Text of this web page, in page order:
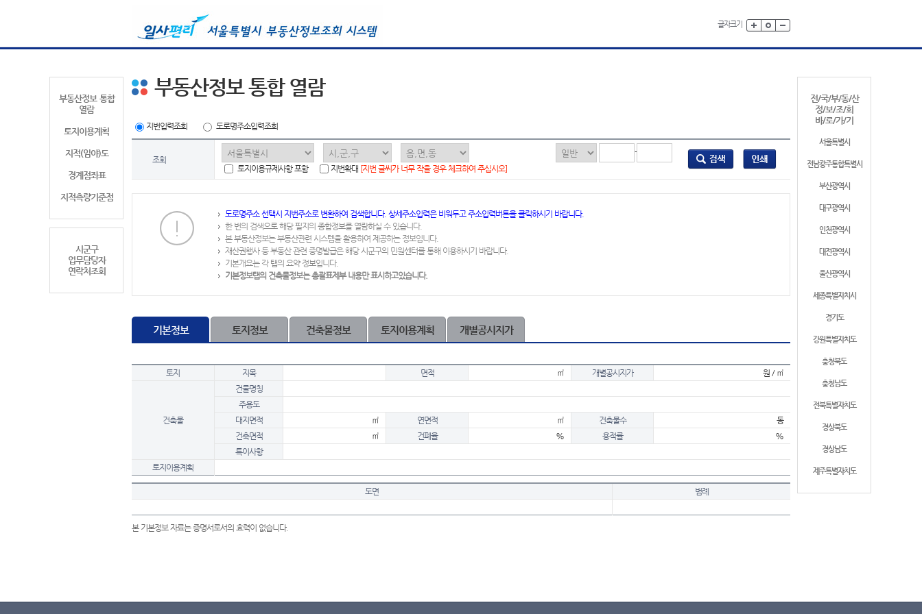
글자크기
부동산정보 통합
열람
토지이용계획
지적(임야)도
경계점좌표
지적측량기준점
시군구
업무담당자
연락처조회
전/국/부/동/산
정/보/조/회
바/로/가/기
서울특별시
전남광주통합특별시
부산광역시
대구광역시
인천광역시
대전광역시
울산광역시
세종특별자치시
경기도
강원특별자치도
충청북도
충청남도
전북특별자치도
경상북도
경상남도
제주특별자치도
부동산정보 통합 열람
지번입력조회 도로명주소입력조회
조회
-
토지이용규제사항 포함
지번확대 [지번 글씨가 너무 작을 경우 체크하여 주십시오]
도로명주소 선택시 지번주소로 변환하여 검색합니다. 상세주소입력은 비워두고 주소입력버튼을 클릭하시기 바랍니다.
한 번의 검색으로 해당 필지의 종합정보를 열람하실 수 있습니다.
본 부동산정보는 부동산관련 시스템을 활용하여 제공하는 정보입니다.
재산권행사 등 부동산 관련 증명발급은 해당 시군구의 민원센터를 통해 이용하시기 바랍니다.
기본개요는 각 탭의 요약 정보입니다.
기본정보탭의 건축물정보는 총괄표제부 내용만 표시하고있습니다.
기본정보 토지정보 건축물정보 토지이용계획 개별공시지가
토지 지목 면적 ㎡ 개별공시지가 원 / ㎡
건축물
건물명칭
주용도
대지면적
㎡ 연면적 ㎡ 건축물수
동
건축면적
㎡ 건폐율 % 용적률
%
특이사항
토지이용계획
도면 범례
본 기본정보 자료는 증명서로서의 효력이 없습니다.